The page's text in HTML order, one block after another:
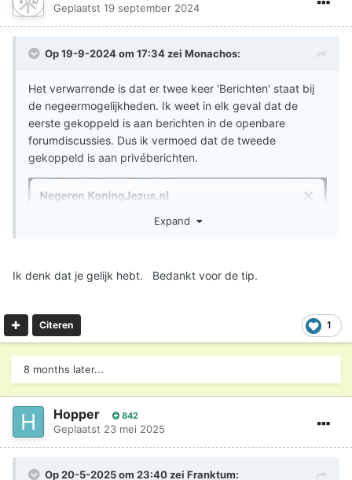
Geplaatst 19 september 2024
Op 19-9-2024 om 17:34 zei Monachos:
Het verwarrende is dat er twee keer 'Berichten' staat bij
de negeermogelijkheden. Ik weet in elk geval dat de
eerste gekoppeld is aan berichten in de openbare
forumdiscussies. Dus ik vermoed dat de tweede
gekoppeld is aan privéberichten.
Expand
Ik denk dat je gelijk hebt. Bedankt voor de tip.
1
Citeren
8 months later...
Hopper 842
Geplaatst 23 mei 2025
Op 20-5-2025 om 23:40 zei Franktum: